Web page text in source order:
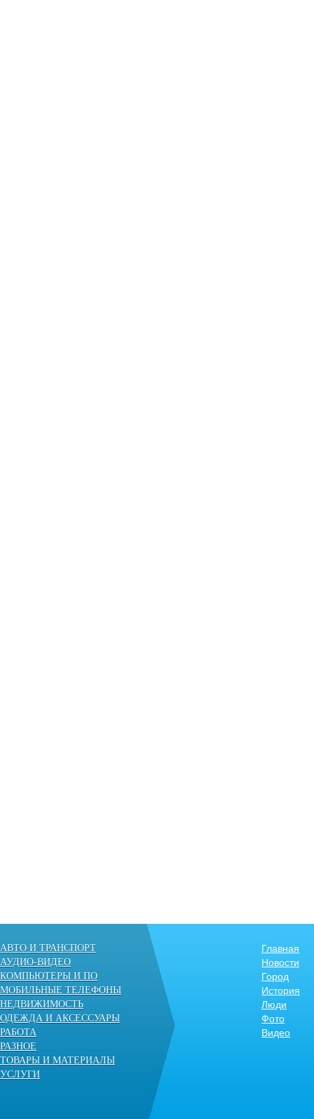
АВТО И ТРАНСПОРТ
АУДИО-ВИДЕО
КОМПЬЮТЕРЫ И ПО
МОБИЛЬНЫЕ ТЕЛЕФОНЫ
НЕДВИЖИМОСТЬ
ОДЕЖДА И АКСЕССУАРЫ
РАБОТА
РАЗНОЕ
ТОВАРЫ И МАТЕРИАЛЫ
УСЛУГИ
Главная
Новости
Город
История
Люди
Фото
Видео